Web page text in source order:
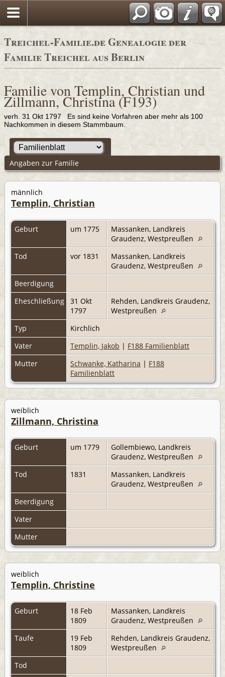
Adressbücher
Treichel-Familie.de Genealogie der
Familie Treichel aus Berlin
Familie von Templin, Christian und
Zillmann, Christina (F193)
verh. 31 Okt 1797 Es sind keine Vorfahren aber mehr als 100
Nachkommen in diesem Stammbaum.
Angaben zur Familie
männlich
Templin, Christian
Geburt um 1775
Massanken, Landkreis
Graudenz, Westpreußen
Tod
vor 1831
Massanken, Landkreis
Graudenz, Westpreußen
Beerdigung
Eheschließung
31 Okt
1797
Rehden, Landkreis Graudenz,
Westpreußen
Typ
Kirchlich
Vater
Templin, Jakob | F188 Familienblatt
Mutter
Schwanke, Katharina | F188
Familienblatt
weiblich
Zillmann, Christina
Geburt um 1779
Gollembiewo, Landkreis
Graudenz, Westpreußen
Tod
1831
Massanken, Landkreis
Graudenz, Westpreußen
Beerdigung
Vater
Mutter
weiblich
Templin, Christine
Geburt
18 Feb
1809
Massanken, Landkreis
Graudenz, Westpreußen
Taufe
19 Feb
1809
Rehden, Landkreis Graudenz,
Westpreußen
Tod